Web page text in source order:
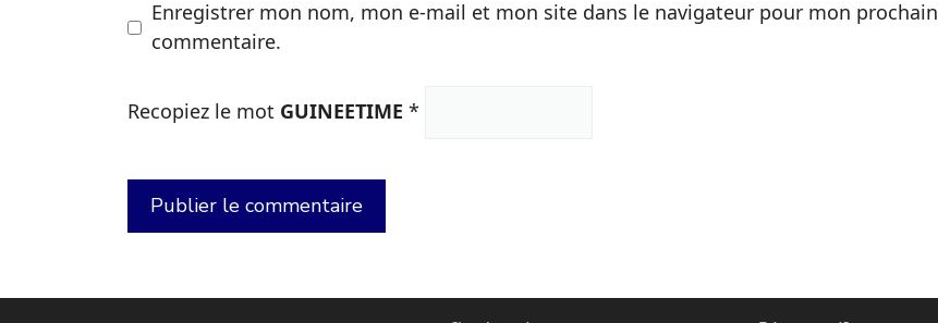
Enregistrer mon nom, mon e-mail et mon site dans le navigateur pour mon prochain
commentaire.
Recopiez le mot GUINEETIME *